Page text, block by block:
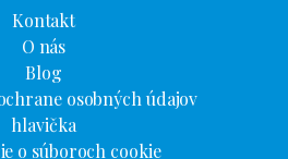
Kontakt
O nás
Blog
osobných údajov
hlavička
o súboroch cookie